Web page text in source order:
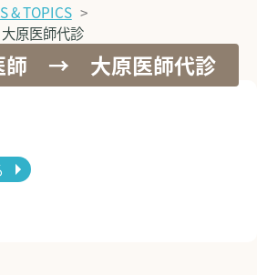
& TOPICS
医師代診
師 → 大原医師代診